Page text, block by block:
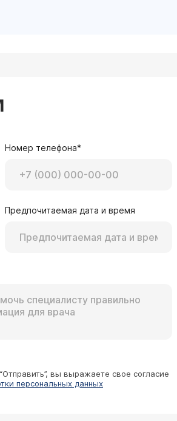
Номер телефона*
Предпочитаемая дата и время
вы выражаете свое согласие
персональных данных